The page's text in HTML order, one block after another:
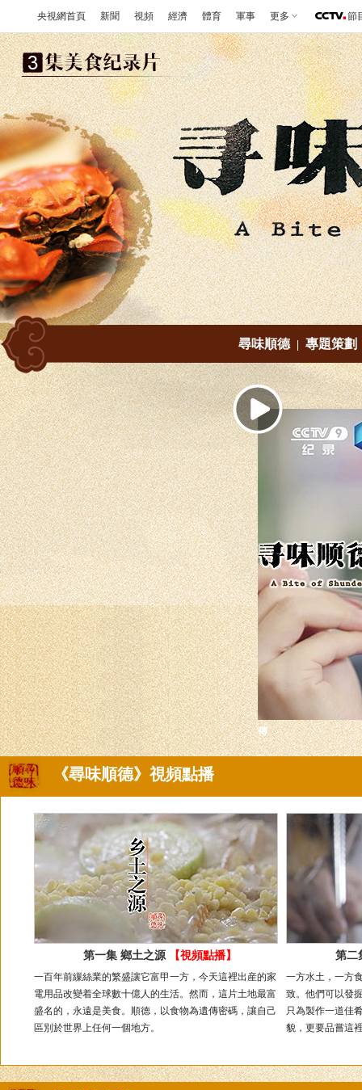
央視網首頁 新聞 視頻 經濟 體育 軍事 更多 節
尋味順德 專題策劃
正在
第
三
集
美
味
相
傳
《尋味順德》視頻點播
第一集 鄉土之源 【視頻點播】
一百年前繅絲業的繁盛讓它富甲一方，今天這裡出産的家
電用品改變着全球數十億人的生活。然而，這片土地最富
盛名的，永遠是美食。順德，以食物為遺傳密碼，讓自己
區別於世界上任何一個地方。
第二
一方水土，一方
致。他們可以發
只為製作一道佳
貌，更要品嘗這